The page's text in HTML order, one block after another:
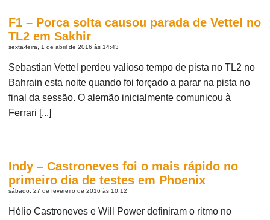
F1 – Porca solta causou parada de Vettel no
TL2 em Sakhir
sexta-feira, 1 de abril de 2016 às 14:43
Sebastian Vettel perdeu valioso tempo de pista no TL2 no
Bahrain esta noite quando foi forçado a parar na pista no
final da sessão. O alemão inicialmente comunicou à
Ferrari [...]
Indy – Castroneves foi o mais rápido no
primeiro dia de testes em Phoenix
sábado, 27 de fevereiro de 2016 às 10:12
Hélio Castroneves e Will Power definiram o ritmo no